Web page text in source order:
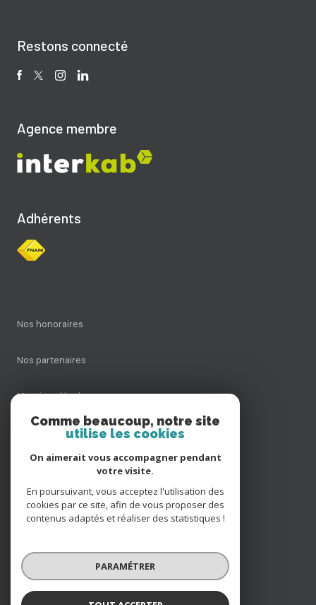
Restons connecté
Agence membre
Adhérents
Nos honoraires
Nos partenaires
Mentions légales
Cookies
© 2026 | Tous droits réservés
Réalisé par
Comme beaucoup, notre site
utilise les cookies
On aimerait vous accompagner pendant
votre visite.
En poursuivant, vous acceptez l'utilisation des
cookies par ce site, afin de vous proposer des
contenus adaptés et réaliser des statistiques !
PARAMÉTRER